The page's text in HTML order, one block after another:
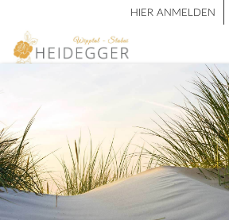
HIER ANMELDEN